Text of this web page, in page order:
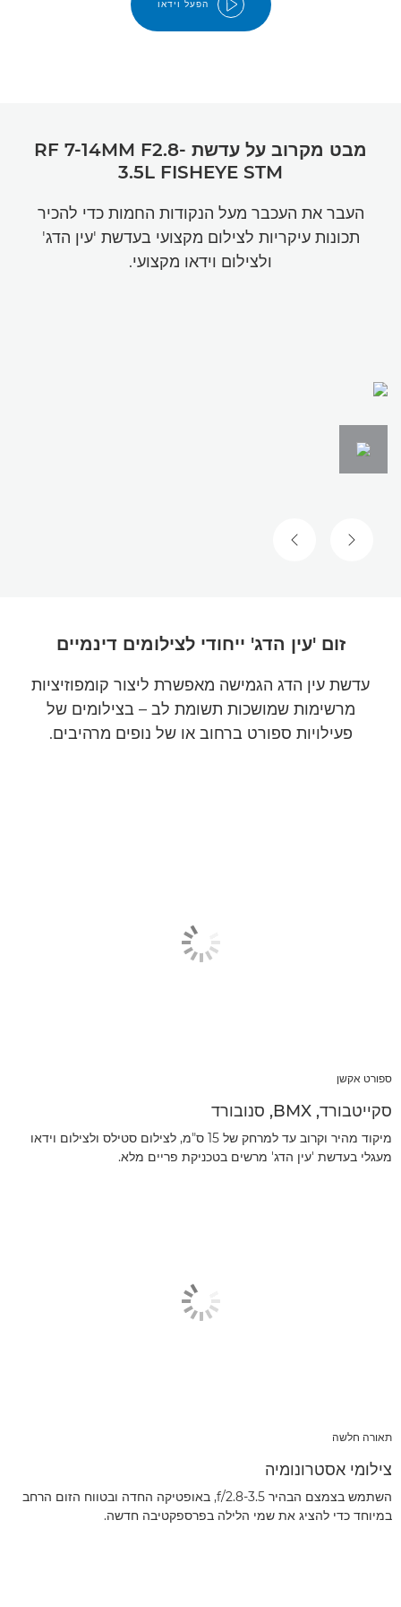
הפעל וידאו
מבט מקרוב על עדשת RF 7-14MM F2.8-
3.5L FISHEYE STM
העבר את העכבר מעל הנקודות החמות כדי להכיר
תכונות עיקריות לצילום מקצועי בעדשת 'עין הדג'
ולצילום וידאו מקצועי.
השקופית הקודמתהשקופית הבאה
זום 'עין הדג' ייחודי לצילומים דינמיים
עדשת עין הדג הגמישה מאפשרת ליצור קומפוזיציות
מרשימות שמושכות תשומת לב – בצילומים של
פעילויות ספורט ברחוב או של נופים מרהיבים.
ספורט אקשן
סקייטבורד, BMX, סנובורד
מיקוד מהיר וקרוב עד למרחק של 15 ס"מ, לצילום סטילס ולצילום וידאו
מעגלי בעדשת 'עין הדג' מרשים בטכניקת פריים מלא.
תאורה חלשה
צילומי אסטרונומיה
השתמש בצמצם הבהיר f/2.8-3.5, באופטיקה החדה ובטווח הזום הרחב
במיוחד כדי להציג את שמי הלילה בפרספקטיבה חדשה.